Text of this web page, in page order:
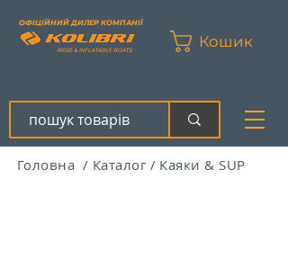
ОФІЦІЙНИЙ ДИЛЕР КОМПАНІЇ
Кошик
Головна / Каталог / Каяки & SUP